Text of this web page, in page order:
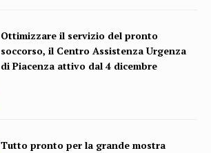
Ottimizzare il servizio del pronto
soccorso, il Centro Assistenza Urgenza
di Piacenza attivo dal 4 dicembre
Tutto pronto per la grande mostra